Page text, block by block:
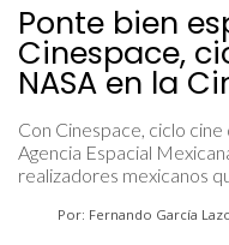
Ponte bien
Cinespace,
NASA en la
Con Cinespace, ciclo
Agencia Espacial
realizadores mexicanos
Por: Fernando García